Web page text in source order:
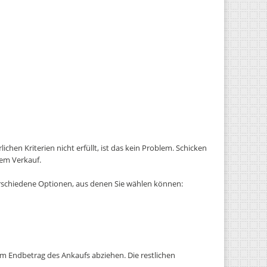
Kriterien nicht erfüllt, ist das kein Problem. Schicken
Verkauf.
Optionen, aus denen Sie wählen können:
Endbetrag des Ankaufs abziehen. Die restlichen